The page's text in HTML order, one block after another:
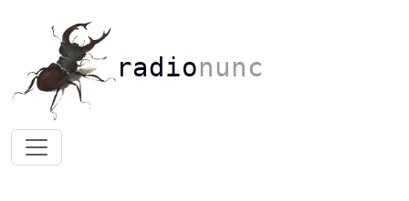
radionunc